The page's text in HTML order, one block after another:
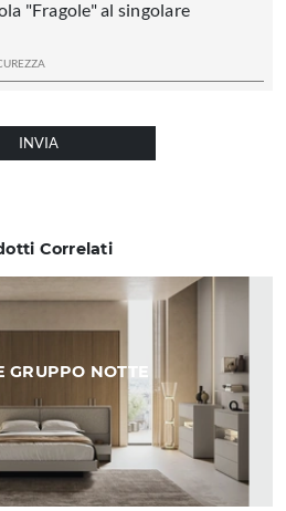
Correlati
GRUPPO NOTTE
"Fragole" al singolare
INVIA